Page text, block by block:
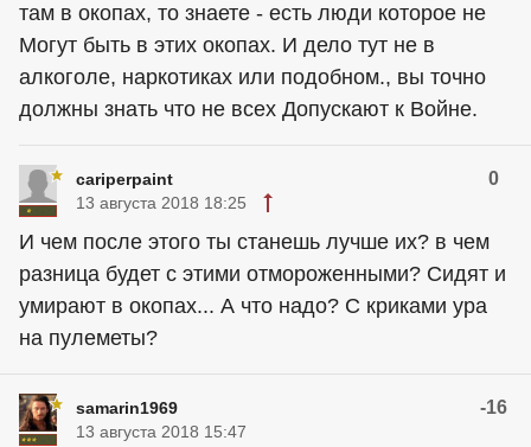
там в окопах, то знаете - есть люди которое не
Могут быть в этих окопах. И дело тут не в
алкоголе, наркотиках или подобном., вы точно
должны знать что не всех Допускают к Войне.
cariperpaint 0
13 августа 2018 18:25
И чем после этого ты станешь лучше их? в чем
разница будет с этими отмороженными? Сидят и
умирают в окопах... А что надо? С криками ура
на пулеметы?
samarin1969 -16
13 августа 2018 15:47